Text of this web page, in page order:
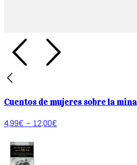
Cuentos de mujeres sobre la mina
4,99€–12,00€